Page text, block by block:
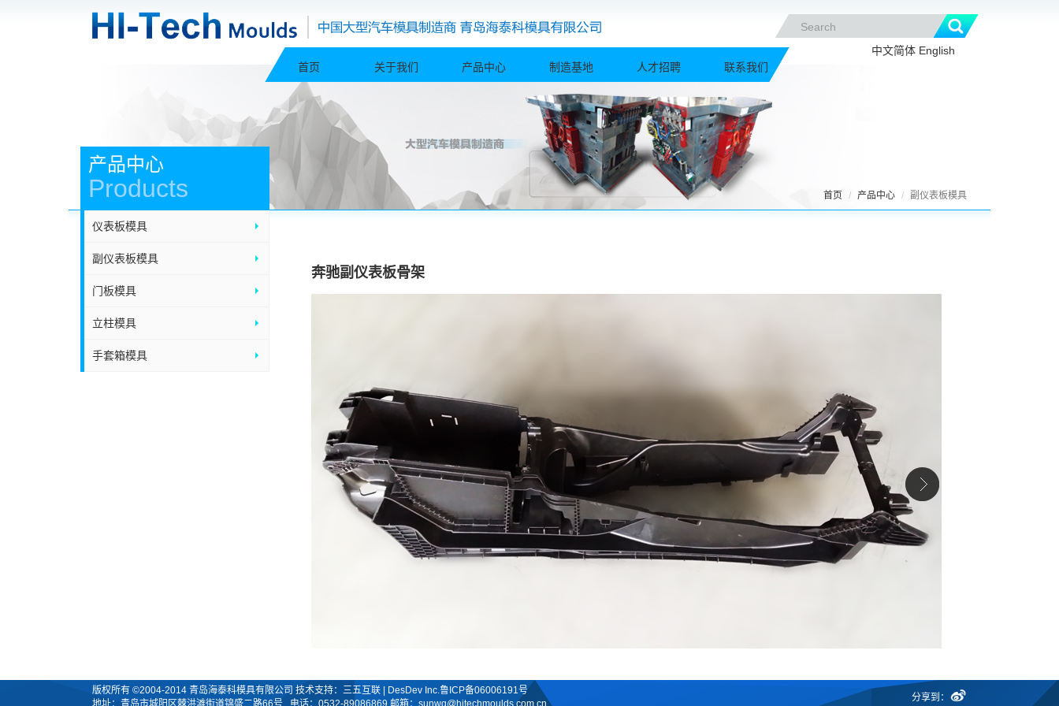
中文简体 English
首页
关于我们 产品中心 制造基地 人才招聘 联系我们
产品中心
Products 首页 产品中心 副仪表板模具
仪表板模具
副仪表板模具
门板模具
立柱模具
手套箱模具
奔驰副仪表板骨架
版权所有 ©2004-2014 青岛海泰科模具有限公司 技术支持：三五互联 | DesDev Inc.鲁ICP备06006191号
地址：青岛市城阳区棘洪滩街道锦盛二路66号 电话：0532-89086869 邮箱：sunwq@hitechmoulds.com.cn
分享到： 